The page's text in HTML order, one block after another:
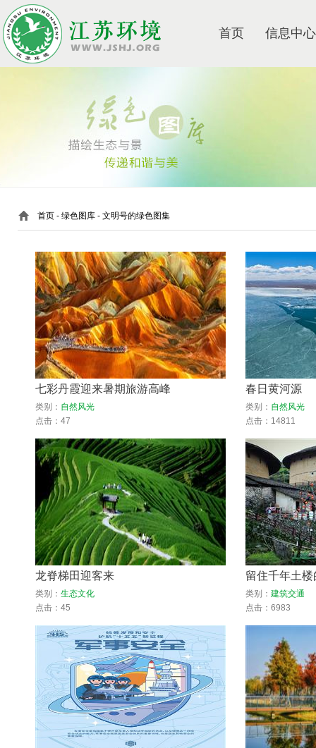
首页 信息中心
首页 - 绿色图库 - 文明号的绿色图集
七彩丹霞迎来暑期旅游高峰
类别： 自然风光
点击：47
春日黄河源
类别： 自然风光
点击：14811
龙脊梯田迎客来
类别： 生态文化
点击：45
留住千年土楼
类别： 建筑交通
点击：6983